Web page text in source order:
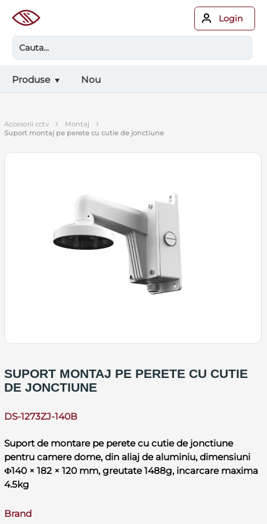
Login
Produse Nou
accesorii cctv › montaj ›
suport montaj pe perete cu cutie de jonctiune
SUPORT MONTAJ PE PERETE CU CUTIE
DE JONCTIUNE
DS-1273ZJ-140B
Suport de montare pe perete cu cutie de jonctiune
pentru camere dome, din aliaj de aluminiu, dimensiuni
Φ140 × 182 × 120 mm, greutate 1488g, incarcare maxima
4.5kg
Brand